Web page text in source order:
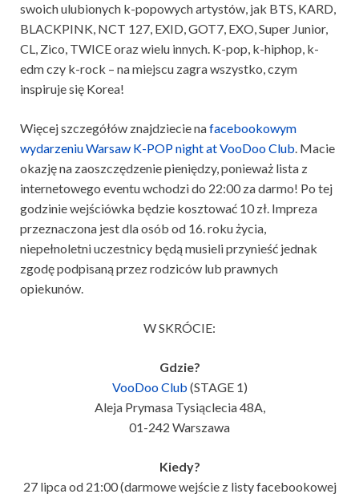
swoich ulubionych k-popowych artystów, jak BTS, KARD,
BLACKPINK, NCT 127, EXID, GOT7, EXO, Super Junior,
CL, Zico, TWICE oraz wielu innych. K-pop, k-hiphop, k-
edm czy k-rock – na miejscu zagra wszystko, czym
inspiruje się Korea!
Więcej szczegółów znajdziecie nafacebookowym
wydarzeniu Warsaw K-POP night at VooDoo Club. Macie
okazję na zaoszczędzenie pieniędzy, ponieważ lista z
internetowego eventu wchodzi do 22:00 za darmo! Po tej
godzinie wejściówka będzie kosztować 10 zł. Impreza
przeznaczona jest dla osób od 16. roku życia,
niepełnoletni uczestnicy będą musieli przynieść jednak
zgodę podpisaną przez rodziców lub prawnych
opiekunów.
W SKRÓCIE:
Gdzie?
VooDoo Club (STAGE 1)
Aleja Prymasa Tysiąclecia 48A,
01-242 Warszawa
Kiedy?
27 lipca od 21:00 (darmowe wejście z listy facebookowej